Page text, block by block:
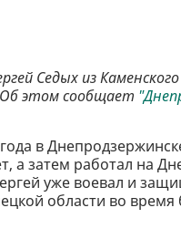
Седых из
Об этом сообщает
в
а затем работал на
уже воевал и
области во время